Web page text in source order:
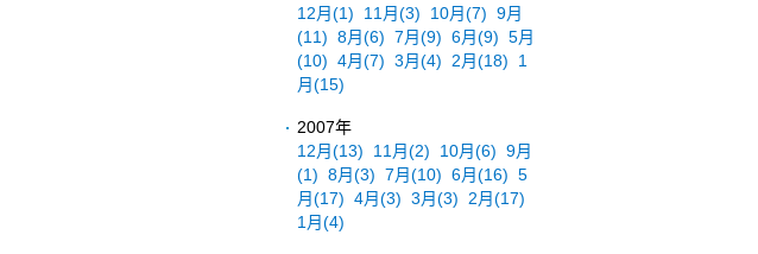
12月(1) 11月(3) 10月(7) 9月
(11) 8月(6) 7月(9) 6月(9) 5月
(10) 4月(7) 3月(4) 2月(18)
1
月(15)
2007年
12月(13) 11月(2) 10月(6) 9月
(1) 8月(3) 7月(10) 6月(16) 5
月(17) 4月(3) 3月(3) 2月(17)
1月(4)